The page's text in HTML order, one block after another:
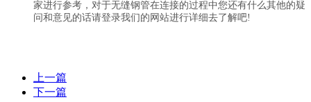
家进行参考，对于无缝钢管在连接的过程中您还有什么其他的疑
问和意见的话请登录我们的网站进行详细去了解吧!
上一篇
下一篇